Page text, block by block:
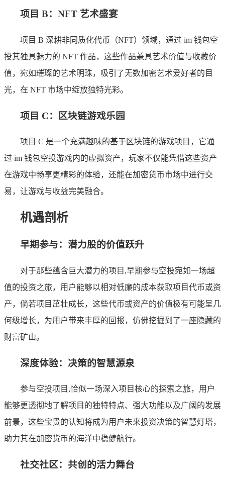
项目 B：NFT 艺术盛宴
项目 B 深耕非同质化代币（NFT）领域，通过 im 钱包空
投其独具魅力的 NFT 作品，这些作品兼具艺术价值与收藏价
值，宛如璀璨的艺术明珠，吸引了无数加密艺术爱好者的目
光，在 NFT 市场中绽放独特光彩。
项目 C：区块链游戏乐园
项目 C 是一个充满趣味的基于区块链的游戏项目，它通
过 im 钱包空投游戏内的虚拟资产，玩家不仅能凭借这些资产
在游戏中畅享更精彩的体验，还能在加密货币市场中进行交
易，让游戏与收益完美融合。
机遇剖析
早期参与：潜力股的价值跃升
对于那些蕴含巨大潜力的项目,早期参与空投宛如一场超
值的投资之旅，用户能够以相对低廉的成本获取项目代币或资
产，倘若项目茁壮成长，这些代币或资产的价值极有可能呈几
何级增长，为用户带来丰厚的回报，仿佛挖掘到了一座隐藏的
财富矿山。
深度体验：决策的智慧源泉
参与空投项目,恰似一场深入项目核心的探索之旅，用户
能够更透彻地了解项目的独特特点、强大功能以及广阔的发展
前景，这些宝贵的认知将成为用户未来投资决策的智慧灯塔，
助力其在加密货币的海洋中稳健航行。
社交社区：共创的活力舞台